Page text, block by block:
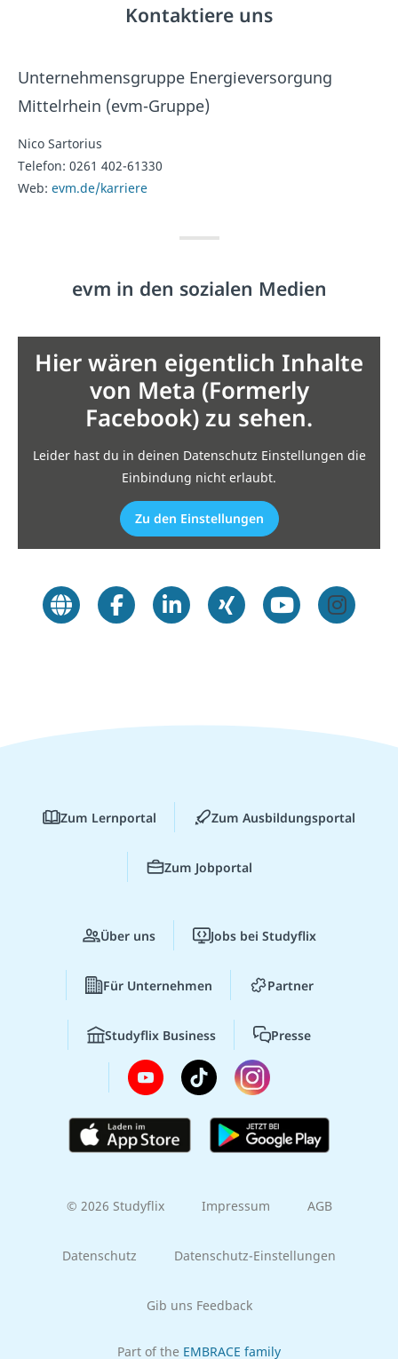
Kontaktiere uns
Unternehmensgruppe Energieversorgung
Mittelrhein (evm-Gruppe)
Nico Sartorius
Telefon: 0261 402-61330
Web: evm.de/karriere
evm in den sozialen Medien
Hier wären eigentlich Inhalte
von Meta (Formerly
Facebook) zu sehen.
Leider hast du in deinen Datenschutz Einstellungen die
Einbindung nicht erlaubt.
Zu den Einstellungen
Zum Lernportal Zum Ausbildungsportal
Zum Jobportal
Über uns Jobs bei Studyflix
Für Unternehmen Partner
Studyflix Business Presse
© 2026 Studyflix Impressum AGB
Datenschutz Datenschutz-Einstellungen
Gib uns Feedback
Part of the EMBRACE family